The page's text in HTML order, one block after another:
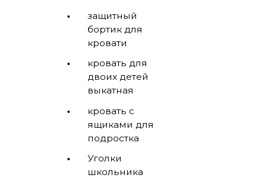
защитный
бортик для
кровати
кровать для
двоих детей
выкатная
кровать с
ящиками для
подростка
Уголки
школьника